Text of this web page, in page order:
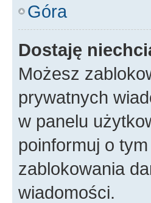
Góra
Dostaję
Możesz
prywatnych
w panelu
poinformuj o
zablokowania
wiadomości.